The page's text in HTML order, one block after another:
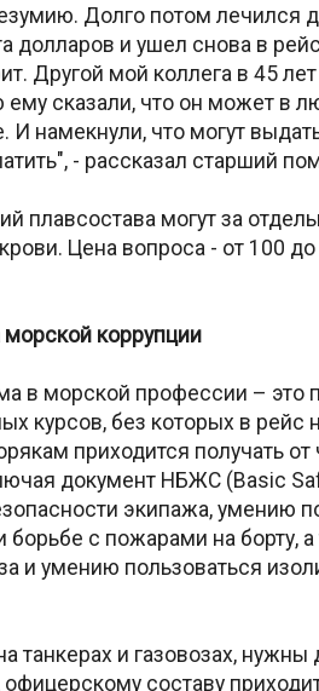
Долго потом лечился
долларов и ушел снова в
Другой мой коллега в 45
сказали, что он может в
И намекнули, что могут
- рассказал старший
плавсостава могут за
Цена вопроса - от 100
коррупции
в морской профессии – это
курсов, без которых в
приходится получать
документ НБЖС (Basic
экипажа, умению
с пожарами на борту,
и умению пользоваться
танкерах и газовозах, нужны
составу